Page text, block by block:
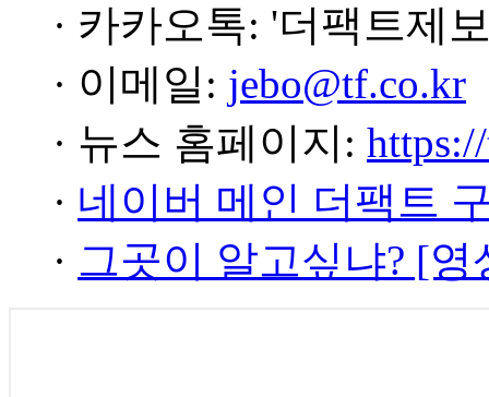
· 카카오톡: '더팩트제
· 이메일: jebo@tf.co.kr
· 뉴스 홈페이지:
· 네이버 메인 더팩트
· 그곳이 알고싶냐? [